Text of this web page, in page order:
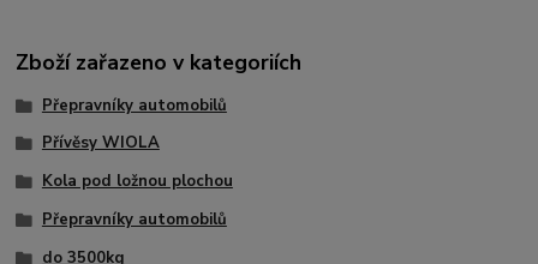
Zboží zařazeno v kategoriích
Přepravníky automobilů
Přívěsy WIOLA
Kola pod ložnou plochou
Přepravníky automobilů
do 3500kg